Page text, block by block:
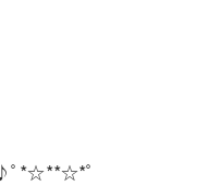
*☆**☆*ﾟ